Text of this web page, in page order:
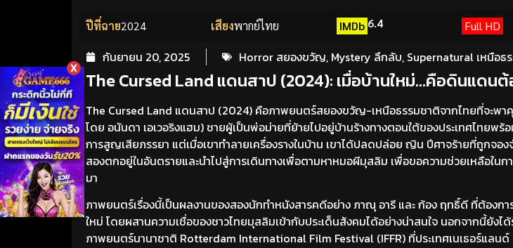
ปีที่ฉาย2024 เสียงพากย์ไทย IMDb 6.4 Full HD
กันยายน 20, 2025 Horror สยองขวัญ, Mystery ลึกลับ, Supernatural เหนือธ
The Cursed Land แดนสาป (2024): เมื่อบ้านใหม่…คือดินแดน
The Cursed Land แดนสาป (2024) คือภาพยนตร์สยองขวัญ-เหนือธรรมชาติจากไทยที่จะพา
โดย อนันดา เอเวอริงแฮม) ชายผู้เป็นพ่อม่ายที่ย้ายไปอยู่บ้านร้างทางตอนใต้ของประเทศไทยพ
การสูญเสียภรรยา แต่เมื่อเขาทำลายเครื่องรางในบ้าน เขาได้ปลดปล่อย ญิน ปีศาจร้ายที่ถูกจอ
สองตกอยู่ในอันตรายและนำไปสู่การเดินทางเพื่อตามหาหมอผีมุสลิม เพื่อขอความช่วยเหลือใน
มา
ภาพยนตร์เรื่องนี้เป็นผลงานของสองนักทำหนังสารคดีอย่าง ภาณุ อารี และ ก้อง ฤทธิ์ดี ที่ต้องก
ใหม่ โดยผสานความเชื่อของชาวไทยมุสลิมเข้ากับประเด็นสังคมได้อย่างน่าสนใจ นอกจากนี้ยังไ
ภาพยนตร์นานาชาติ Rotterdam International Film Festival (IFFR) ที่ประเทศเนเธอร์แลนด์
X